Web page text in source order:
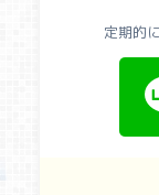
定期的